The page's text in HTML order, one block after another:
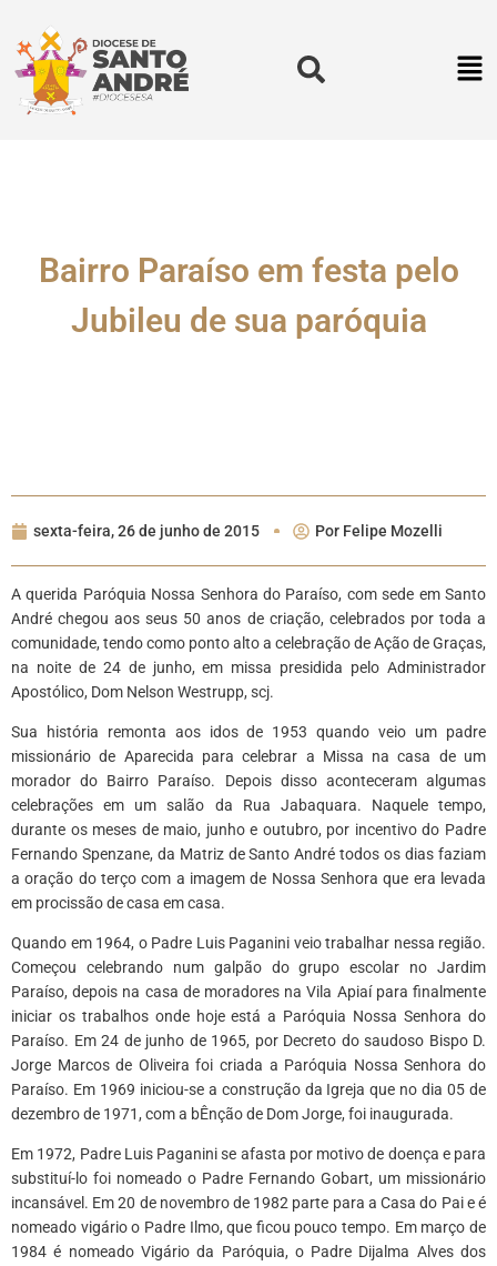
Bairro Paraíso em festa pelo
Jubileu de sua paróquia
sexta-feira, 26 de junho de 2015 Por Felipe Mozelli
A querida Paróquia Nossa Senhora do Paraíso, com sede em Santo
André chegou aos seus 50 anos de criação, celebrados por toda a
comunidade, tendo como ponto alto a celebração de Ação de Graças,
na noite de 24 de junho, em missa presidida pelo Administrador
Apostólico, Dom Nelson Westrupp, scj.
Sua história remonta aos idos de 1953 quando veio um padre
missionário de Aparecida para celebrar a Missa na casa de um
morador do Bairro Paraíso. Depois disso aconteceram algumas
celebrações em um salão da Rua Jabaquara. Naquele tempo,
durante os meses de maio, junho e outubro, por incentivo do Padre
Fernando Spenzane, da Matriz de Santo André todos os dias faziam
a oração do terço com a imagem de Nossa Senhora que era levada
em procissão de casa em casa.
Quando em 1964, o Padre Luis Paganini veio trabalhar nessa região.
Começou celebrando num galpão do grupo escolar no Jardim
Paraíso, depois na casa de moradores na Vila Apiaí para finalmente
iniciar os trabalhos onde hoje está a Paróquia Nossa Senhora do
Paraíso. Em 24 de junho de 1965, por Decreto do saudoso Bispo D.
Jorge Marcos de Oliveira foi criada a Paróquia Nossa Senhora do
Paraíso. Em 1969 iniciou-se a construção da Igreja que no dia 05 de
dezembro de 1971, com a bÊnção de Dom Jorge, foi inaugurada.
Em 1972, Padre Luis Paganini se afasta por motivo de doença e para
substituí-lo foi nomeado o Padre Fernando Gobart, um missionário
incansável. Em 20 de novembro de 1982 parte para a Casa do Pai e é
nomeado vigário o Padre Ilmo, que ficou pouco tempo. Em março de
1984 é nomeado Vigário da Paróquia, o Padre Dijalma Alves dos